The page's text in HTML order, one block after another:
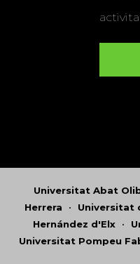
Universitat Abat
Herrera • Universitat
Hernández d'Elx •
Universitat Pompeu